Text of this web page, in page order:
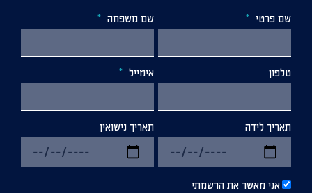
שם פרטי
שם משפחה
טלפון אימייל
תאריך לידה תאריך נישואין
אני מאשר את הרשמתי